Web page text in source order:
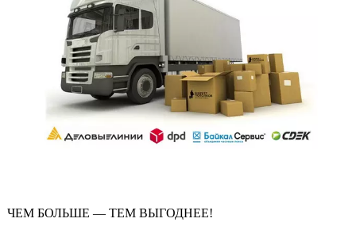
ЧЕМ БОЛЬШЕ — ТЕМ ВЫГОДНЕЕ!